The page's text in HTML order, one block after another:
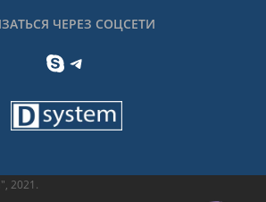
ЧЕРЕЗ СОЦСЕТИ
SkypeTelegram
2021.